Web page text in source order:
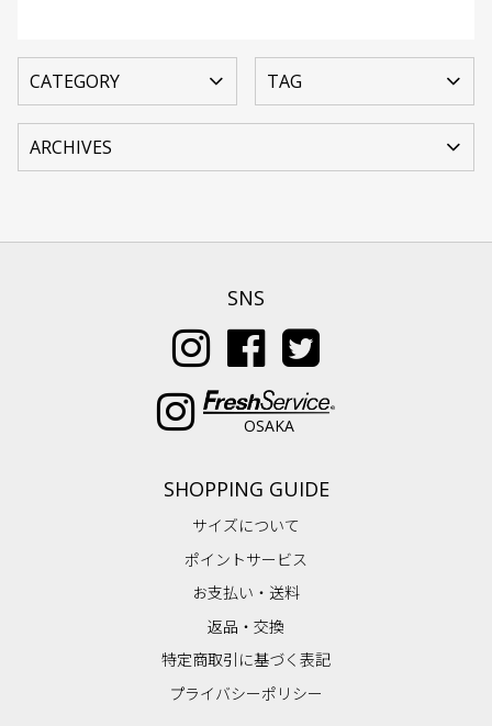
SNS
OSAKA
SHOPPING GUIDE
サイズについて
ポイントサービス
お支払い・送料
返品・交換
特定商取引に基づく表記
プライバシーポリシー